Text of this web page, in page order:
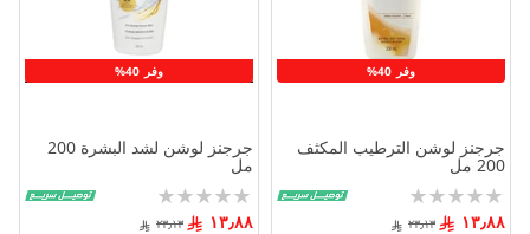
وفر 40%
جرجنز لوشن الترطيب المكثف
200 مل
Rating:
0%
١٣٫٨٨ ٢٣٫١٣
وفر 40%
جرجنز لوشن لشد البشرة 200
مل
Rating:
0%
١٣٫٨٨ ٢٣٫١٣